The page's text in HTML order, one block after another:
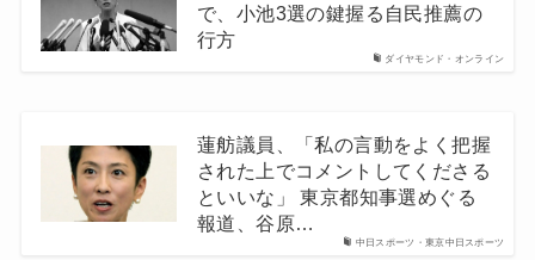
ダイヤモンド・オンライン
で、小池3選の鍵握る自民推薦の
行方
中日スポーツ・東京中日スポーツ
蓮舫議員、「私の言動をよく把握
された上でコメントしてくださる
といいな」 東京都知事選めぐる
報道、谷原…